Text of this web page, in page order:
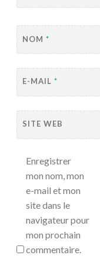
NOM *
E-MAIL *
SITE WEB
Enregistrer
mon nom, mon
e-mail et mon
site dans le
navigateur pour
mon prochain
commentaire.